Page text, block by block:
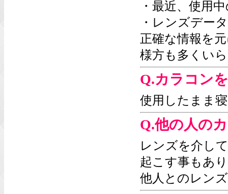
・最近、使用
・レンズデー
正確な情報を
様方も多くい
Q.カラコン
使用したまま
Q.他の人の
レンズを介し
起こす事もあ
他人とのレン